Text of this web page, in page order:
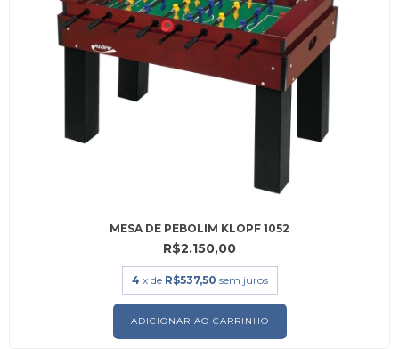
MESA DE PEBOLIM KLOPF 1052
R$2.150,00
4 x de R$537,50 sem juros